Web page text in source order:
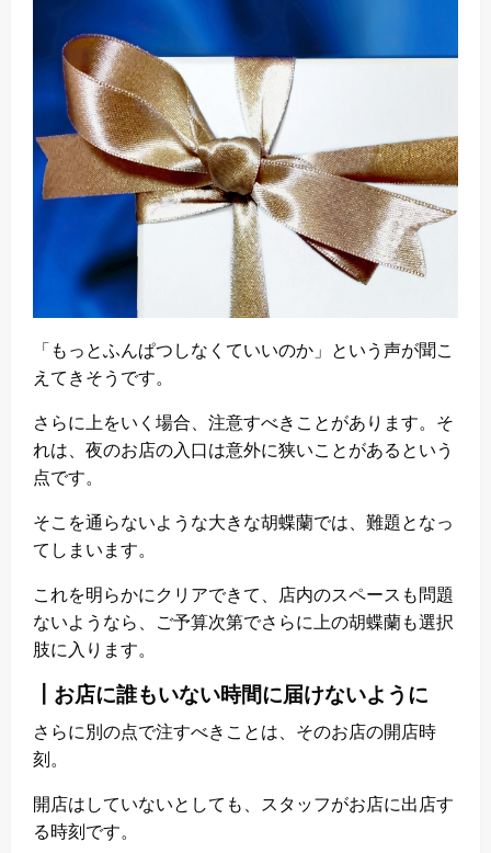
「もっとふんぱつしなくていいのか」という声が聞こ
えてきそうです。
さらに上をいく場合、注意すべきことがあります。そ
れは、夜のお店の入口は意外に狭いことがあるという
点です。
そこを通らないような大きな胡蝶蘭では、難題となっ
てしまいます。
これを明らかにクリアできて、店内のスペースも問題
ないようなら、ご予算次第でさらに上の胡蝶蘭も選択
肢に入ります。
┃お店に誰もいない時間に届けないように
さらに別の点で注すべきことは、そのお店の開店時
刻。
開店はしていないとしても、スタッフがお店に出店す
る時刻です。